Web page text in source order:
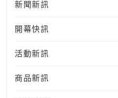
新聞新訊
開幕快訊
活動新訊
商品新訊